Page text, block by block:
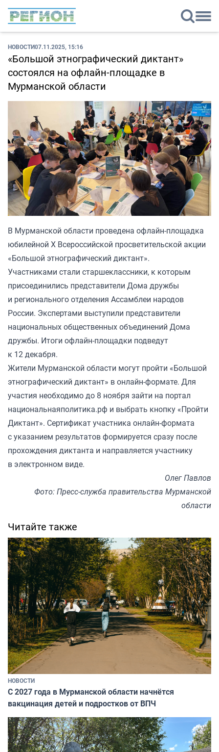
НОВОСТИ07.11.2025, 15:16
«Большой этнографический диктант»
состоялся на офлайн-площадке в
Мурманской области
В Мурманской области проведена офлайн-площадка
юбилейной X Всероссийской просветительской акции
«Большой этнографический диктант».
Участниками стали старшеклассники, к которым
присоединились представители Дома дружбы
и регионального отделения Ассамблеи народов
России. Экспертами выступили представители
национальных общественных объединений Дома
дружбы. Итоги офлайн-площадки подведут
к 12 декабря.
Жители Мурманской области могут пройти «Большой
этнографический диктант» в онлайн-формате. Для
участия необходимо до 8 ноября зайти на портал
национальнаяполитика.рф и выбрать кнопку «Пройти
Диктант». Сертификат участника онлайн-формата
с указанием результатов формируется сразу после
прохождения диктанта и направляется участнику
в электронном виде.
Олег Павлов
Фото: Пресс-служба правительства Мурманской
области
Читайте также
НОВОСТИ
С 2027 года в Мурманской области начнётся
вакцинация детей и подростков от ВПЧ